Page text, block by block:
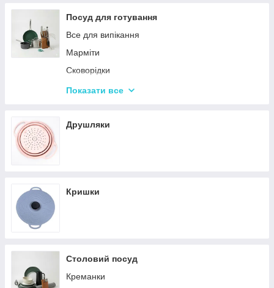
Посуд для готування
Все для випікання
Марміти
Сковорідки
Ківші
Показати все
Друшляки
Кришки
Столовий посуд
Креманки